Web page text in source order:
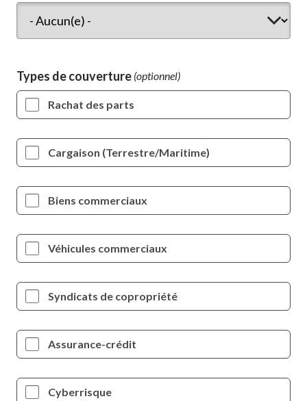
Types de couverture
Rachat des parts
Cargaison (Terrestre/Maritime)
Biens commerciaux
Véhicules commerciaux
Syndicats de copropriété
Assurance-crédit
Cyberrisque